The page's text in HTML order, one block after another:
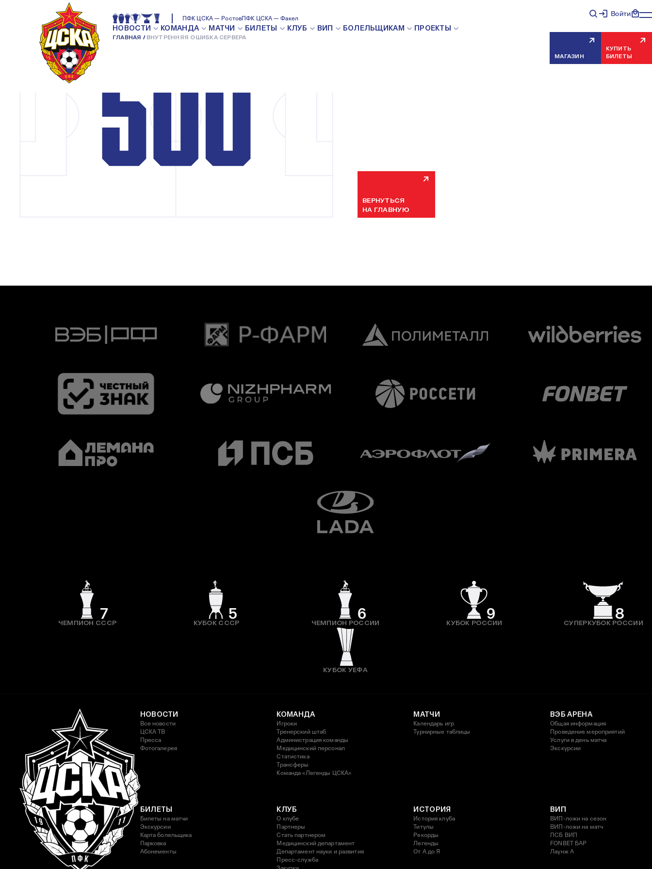
ПФК ЦСКА — РостовПФК ЦСКА — Факел
НОВОСТИ КОМАНДА МАТЧИ БИЛЕТЫ КЛУБ ВИП БОЛЕЛЬЩИКАМ ПРОЕКТЫ
ГЛАВНАЯ ВНУТРЕННЯЯ ОШИБКА СЕРВЕРА
Войти
МАГАЗИН
КУПИТЬ
БИЛЕТЫ
ВНУТРЕННЯЯ ОШИБКА СЕРВЕРА
Мы уже устраняем неисправность, попробуйте обновить страницу через
ВЕРНУТЬСЯ
НА ГЛАВНУЮ
7
ЧЕМПИОН СССР
5
КУБОК СССР
6
ЧЕМПИОН РОССИИ
9
КУБОК РОССИИ
8
СУПЕРКУБОК РОССИИ
КУБОК УЕФА
НОВОСТИ
Все новости
ЦСКА ТВ
Пресса
Фотогалерея
КОМАНДА
Игроки
Тренерский штаб
Администрация команды
Медицинский персонал
Статистика
Трансферы
Команда «Легенды ЦСКА»
МАТЧИ
Календарь игр
Турнирные таблицы
ВЭБ АРЕНА
Общая информация
Проведение мероприятий
Услуги в день матча
Экскурсии
БИЛЕТЫ
Билеты на матчи
Экскурсии
Карта болельщика
Парковка
Абонементы
КЛУБ
О клубе
Партнеры
Стать партнером
Медицинский департамент
Департамент науки и развития
Пресс-служба
ИСТОРИЯ
История клуба
Титулы
Рекорды
Легенды
От А до Я
ВИП
ВИП-ложи на сезон
ВИП-ложи на матч
ПСБ ВИП
FONBET БАР
Лаунж A